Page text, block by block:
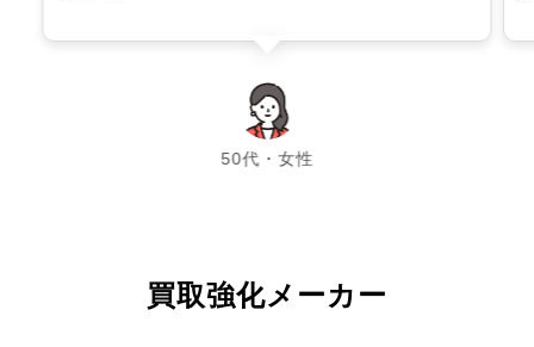
50代・女性
chevron_left chevron_right
買取強化メーカー